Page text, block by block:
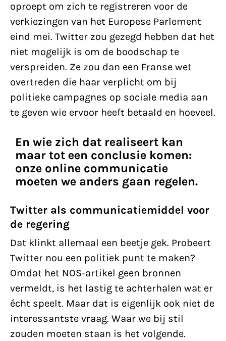
oproept om zich te registreren voor de
verkiezingen van het Europese Parlement
eind mei. Twitter zou gezegd hebben dat het
niet mogelijk is om de boodschap te
verspreiden. Ze zou dan een Franse wet
overtreden die haar verplicht om bij
politieke campagnes op sociale media aan
te geven wie ervoor heeft betaald en hoeveel.
En wie zich dat realiseert kan
maar tot een conclusie komen:
onze online communicatie
moeten we anders gaan regelen.
Twitter als communicatiemiddel voor
de regering
Dat klinkt allemaal een beetje gek. Probeert
Twitter nou een politiek punt te maken?
Omdat het NOS-artikel geen bronnen
vermeldt, is het lastig te achterhalen wat er
écht speelt. Maar dat is eigenlijk ook niet de
interessantste vraag. Waar we bij stil
zouden moeten staan is het volgende.